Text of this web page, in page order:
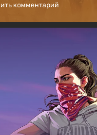
комментарий